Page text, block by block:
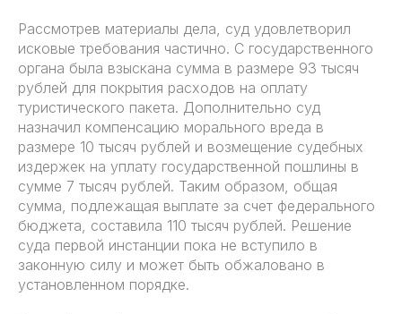
Рассмотрев материалы дела, суд удовлетворил
исковые требования частично. С государственного
органа была взыскана сумма в размере 93 тысяч
рублей для покрытия расходов на оплату
туристического пакета. Дополнительно суд
назначил компенсацию морального вреда в
размере 10 тысяч рублей и возмещение судебных
издержек на уплату государственной пошлины в
сумме 7 тысяч рублей. Таким образом, общая
сумма, подлежащая выплате за счет федерального
бюджета, составила 110 тысяч рублей. Решение
суда первой инстанции пока не вступило в
законную силу и может быть обжаловано в
установленном порядке.